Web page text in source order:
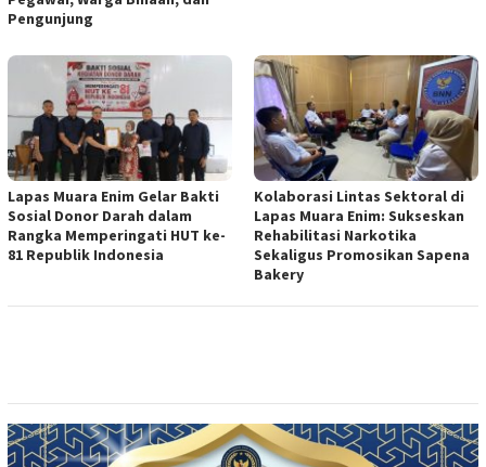
Pengunjung
Lapas Muara Enim Gelar Bakti
Sosial Donor Darah dalam
Rangka Memperingati HUT ke-
81 Republik Indonesia
Kolaborasi Lintas Sektoral di
Lapas Muara Enim: Sukseskan
Rehabilitasi Narkotika
Sekaligus Promosikan Sapena
Bakery